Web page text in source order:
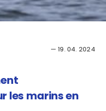
— 19. 04. 2024
les marins en